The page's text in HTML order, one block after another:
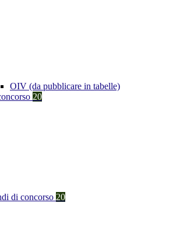
OIV (da pubblicare in tabelle)
20
di concorso 20